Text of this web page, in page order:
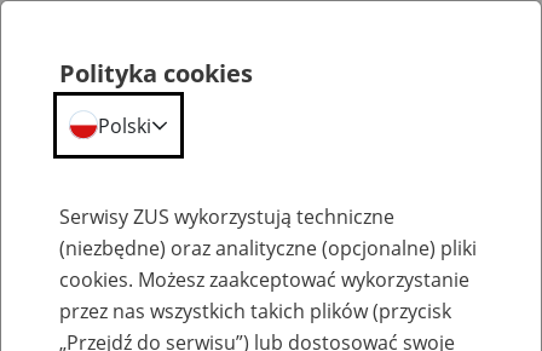
Komunikaty
Polityka cookies
Polski
Serwisy ZUS wykorzystują techniczne
(niezbędne) oraz analityczne (opcjonalne) pliki
cookies. Możesz zaakceptować wykorzystanie
przez nas wszystkich takich plików (przycisk
„Przejdź do serwisu”) lub dostosować swoje